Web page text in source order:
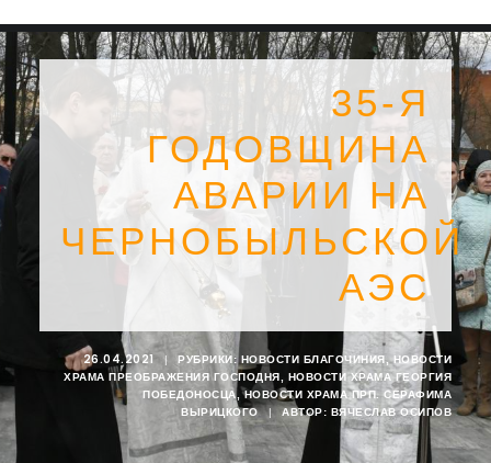
SEARCH
35-Я
ГОДОВЩИНА
АВАРИИ НА
ЧЕРНОБЫЛЬСКОЙ
АЭС
26.04.2021 | РУБРИКИ: НОВОСТИ БЛАГОЧИНИЯ , НОВОСТИ
ХРАМА ПРЕОБРАЖЕНИЯ ГОСПОДНЯ
НОВОСТИ ХРАМА ГЕОРГИЯ
ПОБЕДОНОСЦА ,НОВОСТИ ХРАМА ПРП. СЕРАФИМА
ВЫРИЦКОГО
| АВТОР: ВЯЧЕСЛАВ ОСИПОВ